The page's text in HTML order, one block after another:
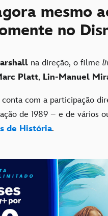
mesmo
no
na direção, o filme
Platt, Lin-Manuel
conta com a participação
de 1989 – e de vários
de História.